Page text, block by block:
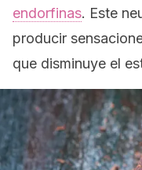
endorfinas. Este
producir
que disminuye el